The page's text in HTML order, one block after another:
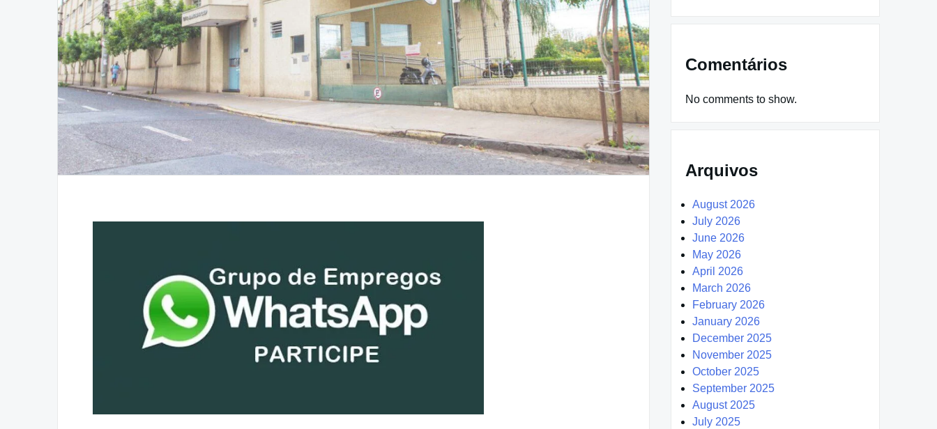
Comentários
No comments to show.
Arquivos
August 2026
July 2026
June 2026
May 2026
April 2026
March 2026
February 2026
January 2026
December 2025
November 2025
October 2025
September 2025
August 2025
July 2025